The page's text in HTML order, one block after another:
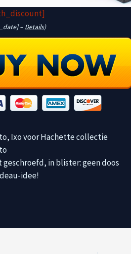
– Details)
Ixo voor Hachette collectie
in blister: geen doos
idee!